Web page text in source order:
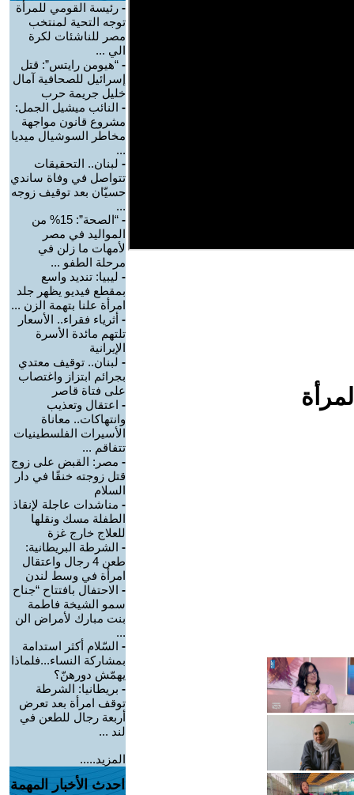
- رئيسة القومي للمرأة
توجه التحية لمنتخب
مصر للناشئات لكرة
الي ...
- “هيومن رايتس”: قتل
إسرائيل للصحافية آمال
خليل جريمة حرب
- النائب ميشيل الجمل:
مشروع قانون مواجهة
مخاطر السوشيال ميديا
...
- لبنان.. التحقيقات
تتواصل في وفاة ساندي
حسيّان بعد توقيف زوجه
...
-
“الصحة”: 15% من
المواليد في مصر
لأمهات ما زلن في
مرحلة الطفو ...
- ليبيا: تنديد واسع
بمقطع فيديو يظهر جلد
امرأة علنا بتهمة الزن ...
- أثرياء فقراء.. الأسعار
تلتهم مائدة الأسرة
الإيرانية
- لبنان.. توقيف معتدي
بجرائم ابتزاز واغتصاب
على فتاة قاصر
- اعتقال وتعذيب
وانتهاكات.. معاناة
الأسيرات الفلسطينيات
تتفاقم ...
- مصر: القبض على زوج
قتل زوجته خنقًا في دار
السلام
- مناشدات عاجلة لإنقاذ
الطفلة مسك ونقلها
للعلاج خارج غزة
- الشرطة البريطانية:
طعن 4 رجال واعتقال
امرأة في وسط لندن
- الاحتفال بافتتاح “جناح
سمو الشيخة فاطمة
بنت مبارك لأمراض الن
...
- السّلام أكثر استدامة
بمشاركة النساء...فلماذا
يهمّش دورهنّ؟
- بريطانيا: الشرطة
توقف امرأة بعد تعرض
أربعة رجال للطعن في
لند ...
المزيد.....
احدث الأخبار المهمة